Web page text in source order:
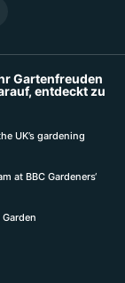
Gartenfreuden
entdeckt zu
UK’s gardening
at BBC Gardeners‘